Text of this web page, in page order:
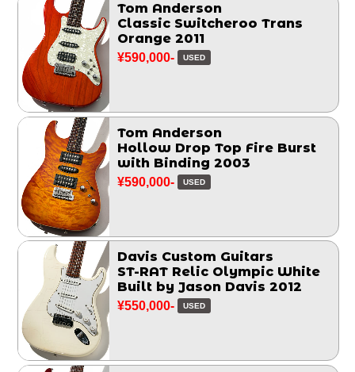
Tom Anderson
Classic Switcheroo Trans
Orange 2011
¥590,000- USED
Tom Anderson
Hollow Drop Top Fire Burst
with Binding 2003
¥590,000- USED
Davis Custom Guitars
ST-RAT Relic Olympic White
Built by Jason Davis 2012
¥550,000- USED